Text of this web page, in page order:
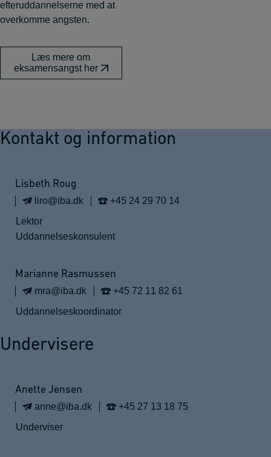
efteruddannelserne med at
overkomme angsten.
Læs mere om
eksamensangst her
Kontakt og information
Lisbeth Roug
liro@iba.dk
+45 24 29 70 14
Lektor
Uddannelseskonsulent
Marianne Rasmussen
mra@iba.dk
+45 72 11 82 61
Uddannelseskoordinator
Undervisere
Anette Jensen
anne@iba.dk
+45 27 13 18 75
Underviser